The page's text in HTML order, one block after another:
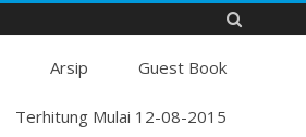
Arsip Guest Book
Terhitung Mulai 12-08-2015